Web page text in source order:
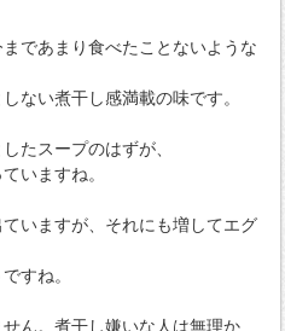
であまり食べたことないような
ない煮干し感満載の味です。
たスープのはずが、
いますね。
いますが、それにも増してエグ
すね。
ん。煮干し嫌いな人は無理か